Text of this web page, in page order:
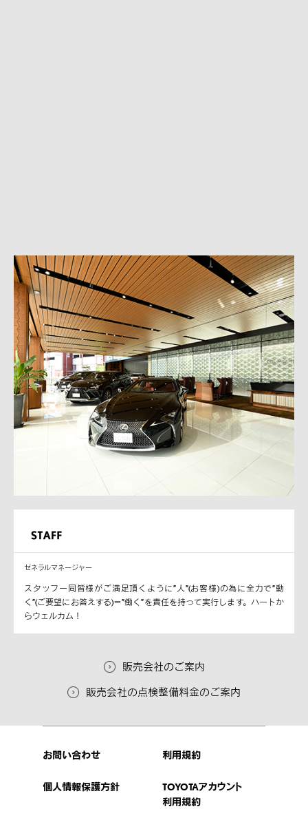
ゼネラルマネージャー
スタッフ一同皆様がご満足頂くように”人”(お客様)の為に全力で”動
く”(ご要望にお答えする)＝”働く”を責任を持って実行します。ハートか
らウェルカム！
販売会社のご案内
販売会社の点検整備料金のご案内
お問い合わせ 利用規約
個人情報保護方針
TOYOTAアカウント
利用規約